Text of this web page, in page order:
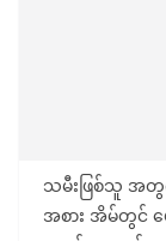
သမီးဖြစ်သူ အ
အစား အိမ်တွင် ယ